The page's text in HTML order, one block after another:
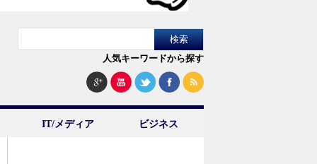
人気キーワードから探す
IT/メディア ビジネス